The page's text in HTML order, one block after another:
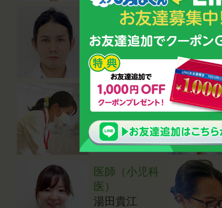
熱中症対策ア
ドバイザー
岸本強資
医師（内科
医）
成田亜希子
医師（小児科
医）
湯田貴江